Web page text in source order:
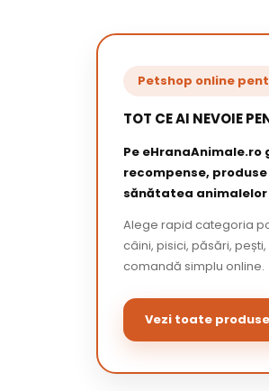
Petshop online
TOT CE AI NEVOIE
Pe
recompense,
sănătatea
Alege rapid categoria
câini, pisici, păsări,
comandă simplu online.
Vezi toate